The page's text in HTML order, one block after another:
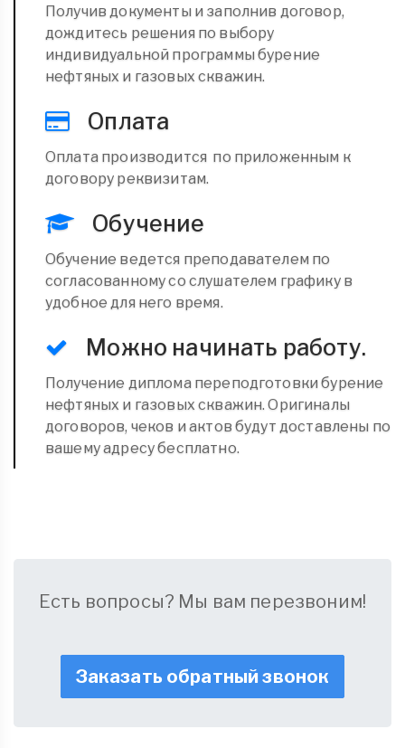
Получив документы и заполнив договор,
дождитесь решения по выбору
индивидуальной программы бурение
нефтяных и газовых скважин.
Оплата
Оплата производится по приложенным к
договору реквизитам.
Обучение
Обучение ведется преподавателем по
согласованному со слушателем графику в
удобное для него время.
Можно начинать работу.
Получение диплома переподготовки бурение
нефтяных и газовых скважин. Оригиналы
договоров, чеков и актов будут доставлены по
вашему адресу бесплатно.
Есть вопросы? Мы вам перезвоним!
Заказать обратный звонок